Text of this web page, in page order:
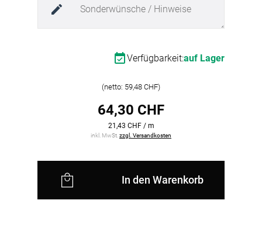
von der Decke empfehlen wir Ihnen unser Set
Materialart: Aluminium
Verfügbarkeit:auf Lager
(netto: 59,48 CHF)
64,30 CHF
21,43 CHF / m
inkl. MwSt. zzgl. Versandkosten
In den Warenkorb